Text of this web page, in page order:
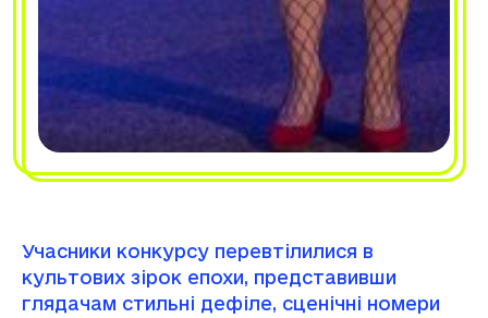
Учасники конкурсу перевтілилися в
культових зірок епохи, представивши
глядачам стильні дефіле, сценічні номери